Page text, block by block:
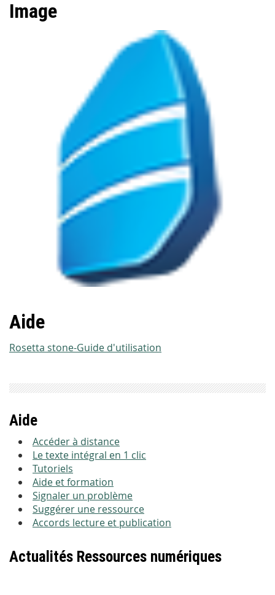
Image
Aide
Rosetta stone-Guide d'utilisation
Aide
Accéder à distance
Le texte intégral en 1 clic
Tutoriels
Aide et formation
Signaler un problème
Suggérer une ressource
Accords lecture et publication
Actualités Ressources numériques